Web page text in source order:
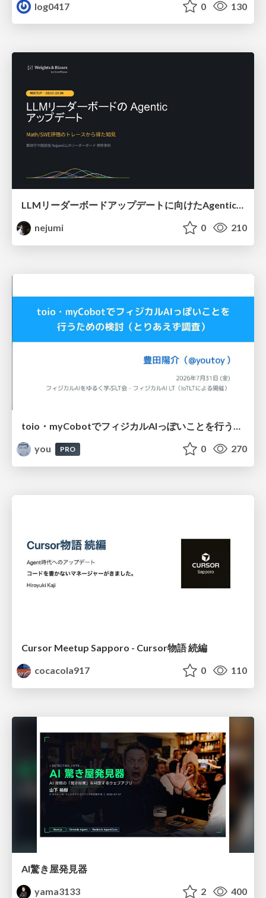
log0417
0 130
LLMリーダーボードアップデートに向けたAgentic Math_SWEのトレースについて
nejumi
0 210
toio・myCobotでフィジカルAIっぽいことを行うための検討（とりあえず調査） / フィジカルAI LT（IoTLTによる開催）
you
PRO 0 270
Cursor Meetup Sapporo - Cursor物語 続編
cocacola917
0 110
AI驚き屋発見器
yama3133
2 400